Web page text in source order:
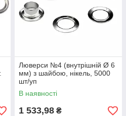
Люверси №4 (внутрішній Ø 6
мм) з шайбою, нікель, 5000
шт/уп
В наявності
1 533,98 ₴